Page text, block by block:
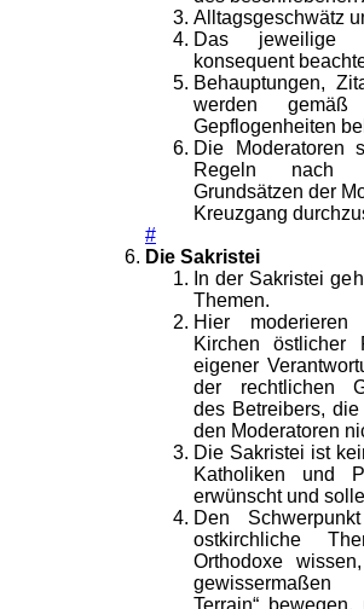
Alltagsgeschwätz
Das jeweilige
konsequent
Behauptungen,
werden gemäß
Gepflogenheiten
Die Moderatoren
Regeln nach
Grundsätzen der
Kreuzgang
#
Die Sakristei
In der Sakristei
Themen.
Hier
Kirchen
eigener
der rechtlichen
des Betreibers,
den Moderatoren
Die Sakristei ist
Katholiken und
erwünscht und
Den
ostkirchliche
Orthodoxe